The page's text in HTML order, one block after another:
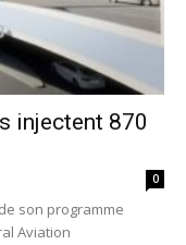
injectent 870
0
son programme
Aviation